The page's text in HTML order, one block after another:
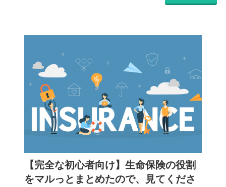
【完全な初心者向け】生命保険の役割
をマルっとまとめたので、見てくださ